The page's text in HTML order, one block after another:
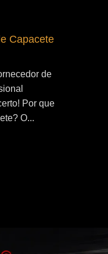
Capacete
de
Por que
O...